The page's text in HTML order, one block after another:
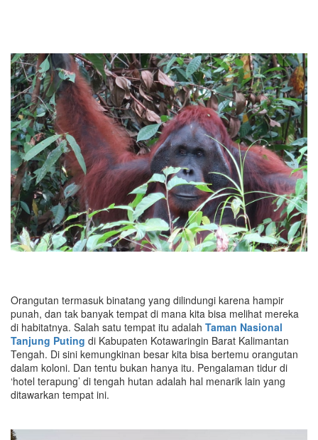
Orangutan termasuk binatang yang dilindungi karena hampir
punah, dan tak banyak tempat di mana kita bisa melihat mereka
di habitatnya. Salah satu tempat itu adalah Taman Nasional
Tanjung Puting di Kabupaten Kotawaringin Barat Kalimantan
Tengah. Di sini kemungkinan besar kita bisa bertemu orangutan
dalam koloni. Dan tentu bukan hanya itu. Pengalaman tidur di
‘hotel terapung’ di tengah hutan adalah hal menarik lain yang
ditawarkan tempat ini.